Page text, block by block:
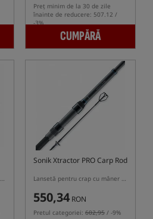
Preț minim de la 30 de zile
înainte de reducere: 507.12 /
-3%
CUMPĂRĂ
Lansetă pentru crap cu mâner telescopic
Sonik Xtractor PRO Carp Rod
Lansetă pentru crap cu mâner semi-telescopic
550,34 RON
Pretul categoriei: 602,95 / -9%